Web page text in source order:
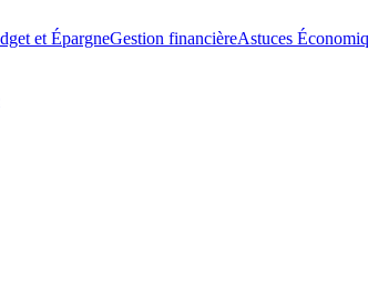
et ÉpargneGestion financièreAstuces